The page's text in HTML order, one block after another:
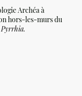
Archéa à
hors-les-murs du